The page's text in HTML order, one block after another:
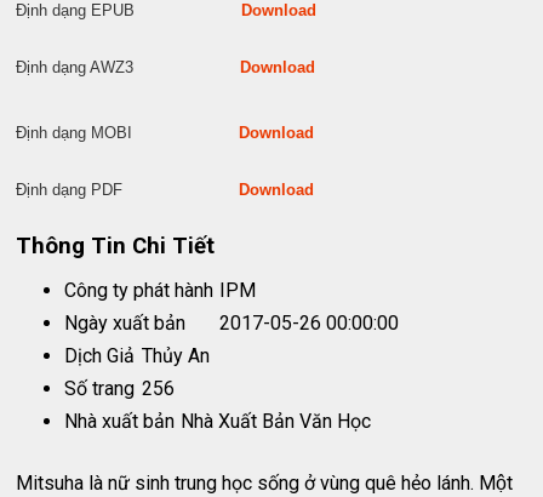
Định dạng EPUB Download
Định dạng AWZ3 Download
Định dạng MOBI Download
Định dạng PDF Download
Thông Tin Chi Tiết
Công ty phát hành
IPM
Ngày xuất bản
2017-05-26 00:00:00
Dịch Giả Thủy An
Số trang 256
Nhà xuất bản Nhà Xuất Bản Văn Học
Mitsuha là nữ sinh trung học sống ở vùng quê hẻo lánh. Một